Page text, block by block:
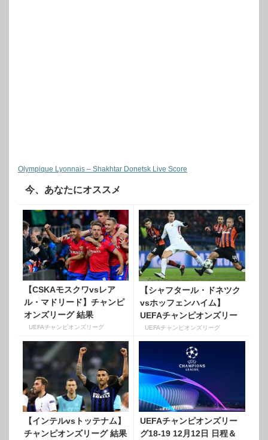
Olympique Lyonnais – Shakhtar Donetsk Live Score
今、あなたにオススメ
【CSKAモスクワvsレア
ル・マドリード】チャンピ
オンズリーグ 結果
【GroupG】
UEFAチャンピオンズリーグ
【シャフタール・ドネツク
vsホッフェンハイム】
UEFAチャンピオンズリー
グ18-19 結果 UEFA
Champions
League【GroupF】
UEFAチャンピオンズリーグ
【インテルvsトッテナム】
チャンピオンズリーグ 結果
UEFAチャンピオンズリー
グ18-19 12月12日 日程＆